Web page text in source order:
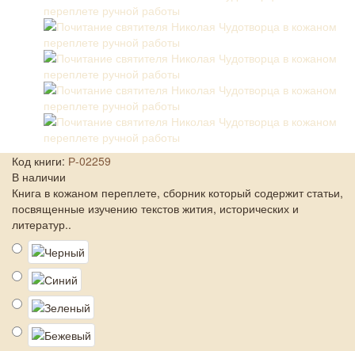
Код книги: Р-02259
В наличии
Книга в кожаном переплете, сборник который содержит статьи,
посвященные изучению текстов жития, исторических и
литератур..